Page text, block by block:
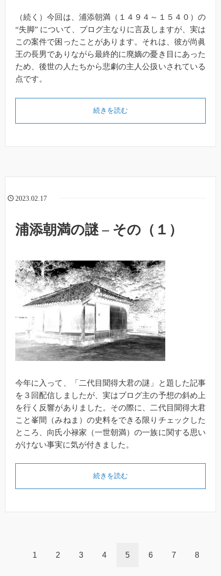
（続く）今回は、浦添朝満（１４９４～１５４０）の
“失脚” について、ブログ主なりに言及しますが、実は
この案件で困ったことがあります。それは、彼が尚眞
王の長男でありながら最終的に廃嫡の憂き目にあった
ため、後世の人たちから悲劇の主人公扱いされている
点です。
続きを読む
2023.02.17
浦添朝満の謎 – その（１）
今年に入って、「二代目聞得大君の謎」と題した記事
を３回配信しましたが、実はブログ主の予想の斜め上
を行く反響がありました。その際に、二代目聞得大君
こと峯間（みねま）の史料をできる限りチェックした
ところ、向氏小禄家（一世朝満）の一族に関する思い
がけない事実に気が付きました。
続きを読む
1 2 3 4 5 6 7 8